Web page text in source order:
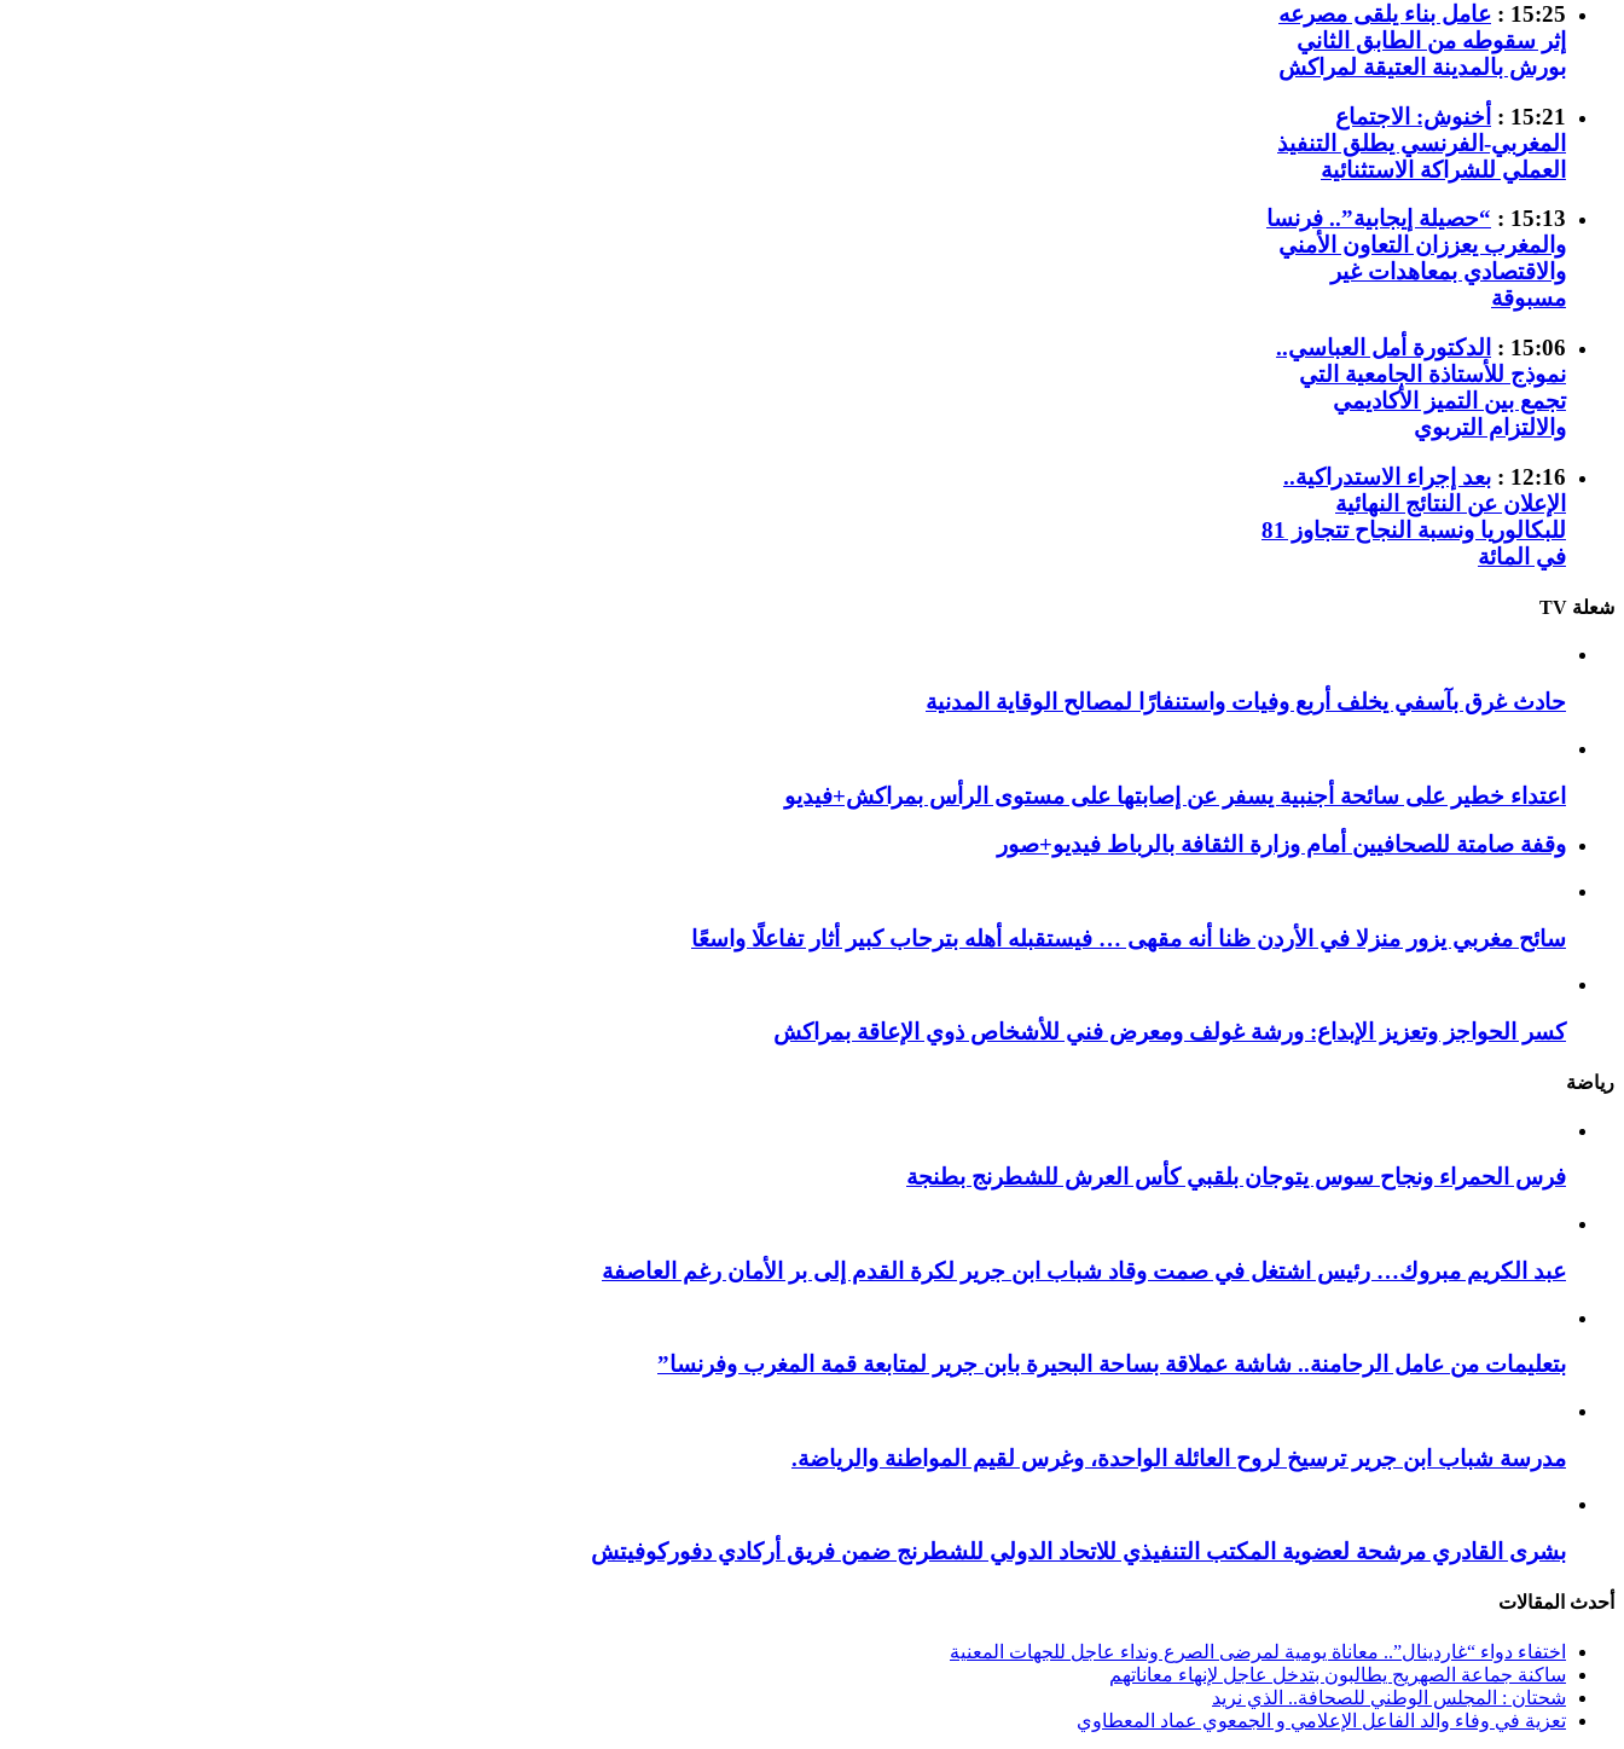
15:25 :
عامل بناء يلقى مصرعه
إثر سقوطه من الطابق الثاني
بورش بالمدينة العتيقة لمراكش
15:21 :
أخنوش: الاجتماع
المغربي-الفرنسي يطلق التنفيذ
العملي للشراكة الاستثنائية
15:13 :
“حصيلة إيجابية”.. فرنسا
والمغرب يعززان التعاون الأمني
والاقتصادي بمعاهدات غير
مسبوقة
15:06 :
الدكتورة أمل العباسي..
نموذج للأستاذة الجامعية التي
تجمع بين التميز الأكاديمي
والالتزام التربوي
12:16 :
بعد إجراء الاستدراكية..
الإعلان عن النتائج النهائية
للبكالوريا ونسبة النجاح تتجاوز 81
في المائة
شعلة TV
حادث غرق بآسفي يخلف أربع وفيات واستنفارًا لمصالح الوقاية المدنية
اعتداء خطير على سائحة أجنبية يسفر عن إصابتها على مستوى الرأس بمراكش+فيديو
وقفة صامتة للصحافيين أمام وزارة الثقافة بالرباط فيديو+صور
سائح مغربي يزور منزلا في الأردن ظنا أنه مقهى … فيستقبله أهله بترحاب كبير أثار تفاعلًا واسعًا
كسر الحواجز وتعزيز الإبداع: ورشة غولف ومعرض فني للأشخاص ذوي الإعاقة بمراكش
رياضة
فرس الحمراء ونجاح سوس يتوجان بلقبي كأس العرش للشطرنج بطنجة
عبد الكريم مبروك… رئيس اشتغل في صمت وقاد شباب ابن جرير لكرة القدم إلى بر الأمان رغم العاصفة
بتعليمات من عامل الرحامنة.. شاشة عملاقة بساحة البحيرة بابن جرير لمتابعة قمة المغرب وفرنسا”
​مدرسة شباب ابن جرير ترسيخ لروح العائلة الواحدة، وغرس لقيم المواطنة والرياضة.
بشرى القادري مرشحة لعضوية المكتب التنفيذي للاتحاد الدولي للشطرنج ضمن فريق أركادي دفوركوفيتش
أحدث المقالات
اختفاء دواء “غاردينال”.. معاناة يومية لمرضى الصرع ونداء عاجل للجهات المعنية
ساكنة جماعة الصهريج يطالبون بتدخل عاجل لإنهاء معاناتهم
شحتان : المجلس الوطني للصحافة.. الذي نريد
تعزية في وفاء والد الفاعل الإعلامي و الجمعوي عماد المعطاوي